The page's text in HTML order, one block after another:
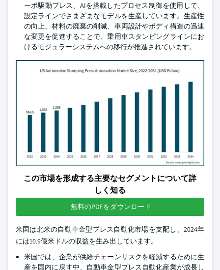
ーボ駆動プレス、AIを搭載したプロセス制御を使用して、
設定ラインでさまざまなモデルを生産しています。生産性
の向上、材料の廃棄の削減、車両設計やボディ構造の迅速
な変更を促進することで、乗用車スタンピングラインにお
けるモジュラーシステムへの移行が推進されています。
この市場を形成する主要なセグメントについて詳
しく知る
無料のPDFをダウンロード
米国は北米の自動車金型プレス自動化市場を支配し、2024年
には10.9億米ドルの収益を生み出しています。
米国では、企業が供給チェーンリスクを軽減するために生
産を国内に戻す中、自動車金型プレス自動化産業が成長し